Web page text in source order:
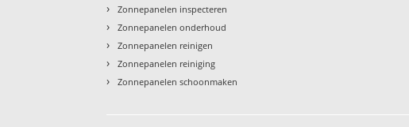
› Zonnepanelen inspecteren
› Zonnepanelen onderhoud
› Zonnepanelen reinigen
› Zonnepanelen reiniging
› Zonnepanelen schoonmaken